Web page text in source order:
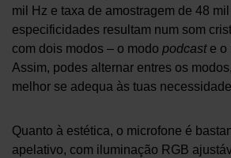
mil Hz e taxa de amostragem de 48
especificidades resultam num som
com dois modos – o modo podcaste o
Assim, podes alternar entres os
melhor se adequa às tuas
Quanto à estética, o microfone é
apelativo, com iluminação RGB